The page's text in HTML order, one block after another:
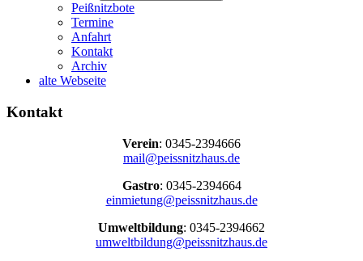
Peißnitzbote
Termine
Anfahrt
Kontakt
Archiv
alte Webseite
Kontakt
Verein: 0345-2394666
mail@peissnitzhaus.de
Gastro: 0345-2394664
einmietung@peissnitzhaus.de
Umweltbildung: 0345-2394662
umweltbildung@peissnitzhaus.de